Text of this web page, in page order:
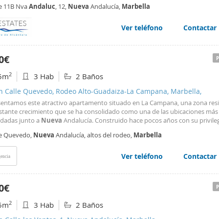
original, con un cuarto de baño recientemente renovado. La distribución
de baño. La terraza, orientada al sur, goza de una excelente orientación
todo el día. Se trata de una opción de alquiler a largo plazo práctica y
ideal, perfecta para inquilinos que deseen estar cerca de tiendas,
de transporte, el casino y las playas de Puerto Banús. La propiedad se
cerca de la carretera, por lo que hay algo de ruido del tráfico, pero esta
de una ubicación tan céntrica, con excelente acceso a los servicios, a
a la playa.
11B NvaAndaluc, 12, Nueva Andalucía, Marbella
Ver teléfono Contactar
2 3 Hab 2 Baños
Calle Quevedo, Rodeo Alto-Guadaiza-La Campana, Marbella,
este atractivo apartamento situado en La Campana, una zona
crecimiento que se ha consolidado como una de las ubicaciones más
junto a Nueva Andalucía. Construido hace pocos años con su
centros educativos, restaurantes, comercios
Quevedo, Nueva Andalucía, altos del rodeo, Marbella
Ver teléfono Contactar
2 3 Hab 2 Baños